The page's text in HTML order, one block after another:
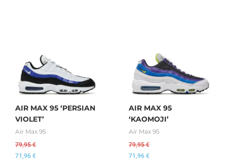
AIR MAX 95 ‘PERSIAN
VIOLET’
Air Max 95
79,95€
71,96 €
AIR MAX 95
‘KAOMOJI’
Air Max 95
79,95€
71,96 €